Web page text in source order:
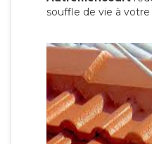
souffle de vie à